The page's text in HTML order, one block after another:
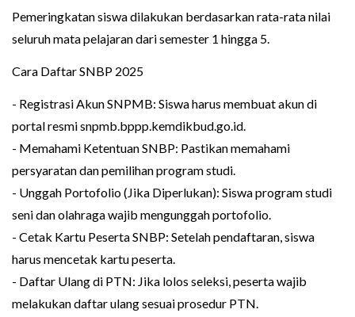
Pemeringkatan siswa dilakukan berdasarkan rata-rata nilai
seluruh mata pelajaran dari semester 1 hingga 5.
Cara Daftar SNBP 2025
- Registrasi Akun SNPMB: Siswa harus membuat akun di
portal resmi snpmb.bppp.kemdikbud.go.id.
- Memahami Ketentuan SNBP: Pastikan memahami
persyaratan dan pemilihan program studi.
- Unggah Portofolio (Jika Diperlukan): Siswa program studi
seni dan olahraga wajib mengunggah portofolio.
- Cetak Kartu Peserta SNBP: Setelah pendaftaran, siswa
harus mencetak kartu peserta.
- Daftar Ulang di PTN: Jika lolos seleksi, peserta wajib
melakukan daftar ulang sesuai prosedur PTN.